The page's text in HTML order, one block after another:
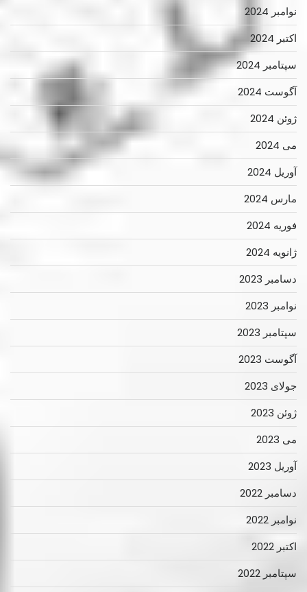
نوامبر 2024
اکتبر 2024
سپتامبر 2024
آگوست 2024
ژوئن 2024
می 2024
آوریل 2024
مارس 2024
فوریه 2024
ژانویه 2024
دسامبر 2023
نوامبر 2023
سپتامبر 2023
آگوست 2023
جولای 2023
ژوئن 2023
می 2023
آوریل 2023
دسامبر 2022
نوامبر 2022
اکتبر 2022
سپتامبر 2022